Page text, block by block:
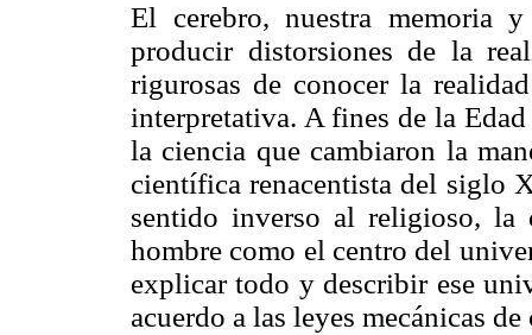
El cerebro, nuestra memoria y
producir distorsiones de la
rigurosas de conocer la
interpretativa. A fines de la
la ciencia que cambiaron la
científica renacentista del siglo
sentido inverso al religioso, la
hombre como el centro del
explicar todo y describir ese
acuerdo a las leyes mecánicas de